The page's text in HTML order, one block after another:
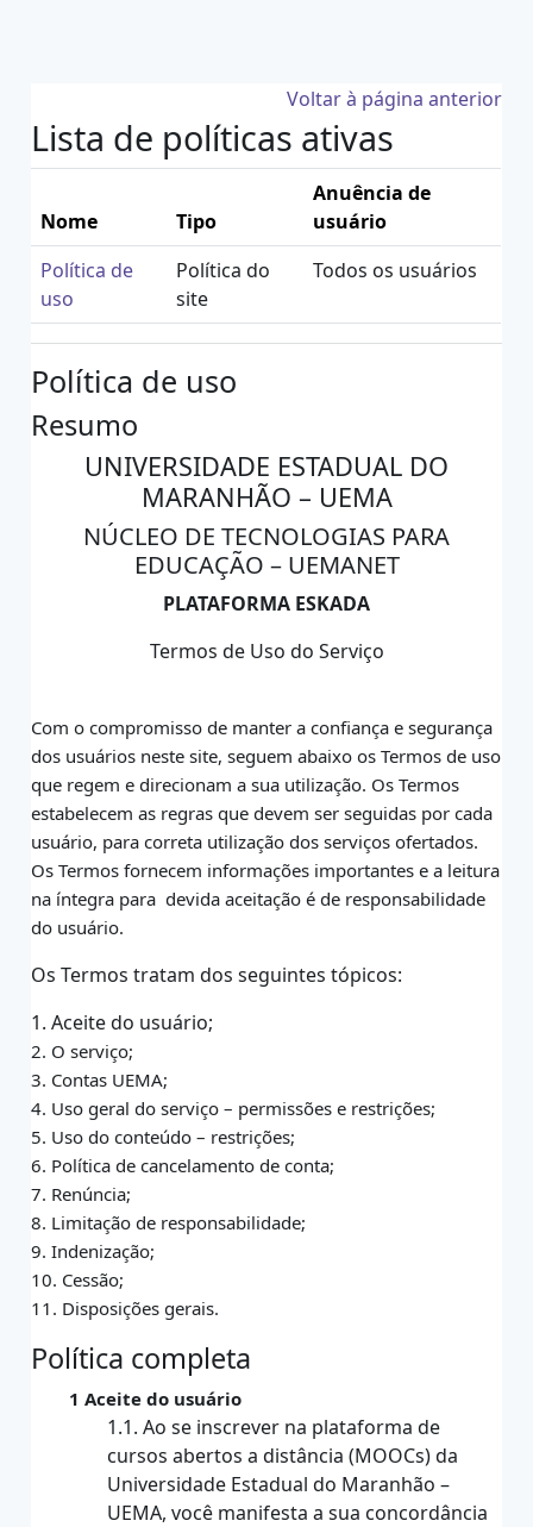
Voltar à página anterior
Lista de políticas ativas
Nome Tipo
Anuência de
usuário
Política de
uso
Política do
site
Todos os usuários
Política de uso
Resumo
UNIVERSIDADE ESTADUAL DO
MARANHÃO – UEMA
NÚCLEO DE TECNOLOGIAS PARA
EDUCAÇÃO – UEMANET
PLATAFORMA ESKADA
Termos de Uso do Serviço
Com o compromisso de manter a confiança e segurança
dos usuários neste site,seguem abaixo os Termos de uso
que regem e direcionam a sua utilização. Os Termos
estabelecem as regras que devem ser seguidas por cada
usuário, para correta utilização dosserviços ofertados.
Os Termos fornecem informações importantes e a leitura
na íntegra para devida aceitação é de responsabilidade
do usuário.
Os Termos tratam dos seguintes tópicos:
1. Aceite do usuário;
2. O serviço;
3. Contas UEMA;
4. Uso geral do serviço – permissões e restrições;
5. Uso do conteúdo – restrições;
6. Política de cancelamento de conta;
7. Renúncia;
8. Limitação de responsabilidade;
9. Indenização;
10. Cessão;
11. Disposições gerais.
Política completa
1 Aceite do usuário
1.1. Ao se inscrever na plataforma de
cursos abertos a distância (MOOCs) da
Universidade Estadual do Maranhão –
UEMA, você manifesta a sua concordância